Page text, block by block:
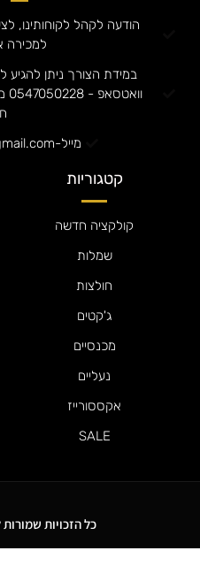
הודעה לקהל לקוחותינו, לצערנו
למכירה אונליין
במידת הצורך ניתן להגיע
קטגוריות
קולקציה חדשה
אקססורייז
כל הזכויות שמורות לAnna Fashion ©